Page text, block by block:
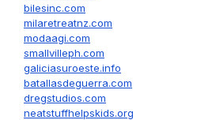
bilesinc.com
milaretreatnz.com
modaagi.com
smallvilleph.com
galiciasuroeste.info
batallasdeguerra.com
dregstudios.com
neatstuffhelpskids.org